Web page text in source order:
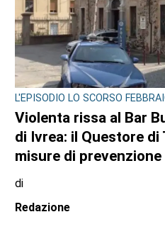
L'EPISODIO LO SCORSO
Violenta rissa al Bar
di Ivrea: il Questore di
misure di prevenzione
di
Redazione